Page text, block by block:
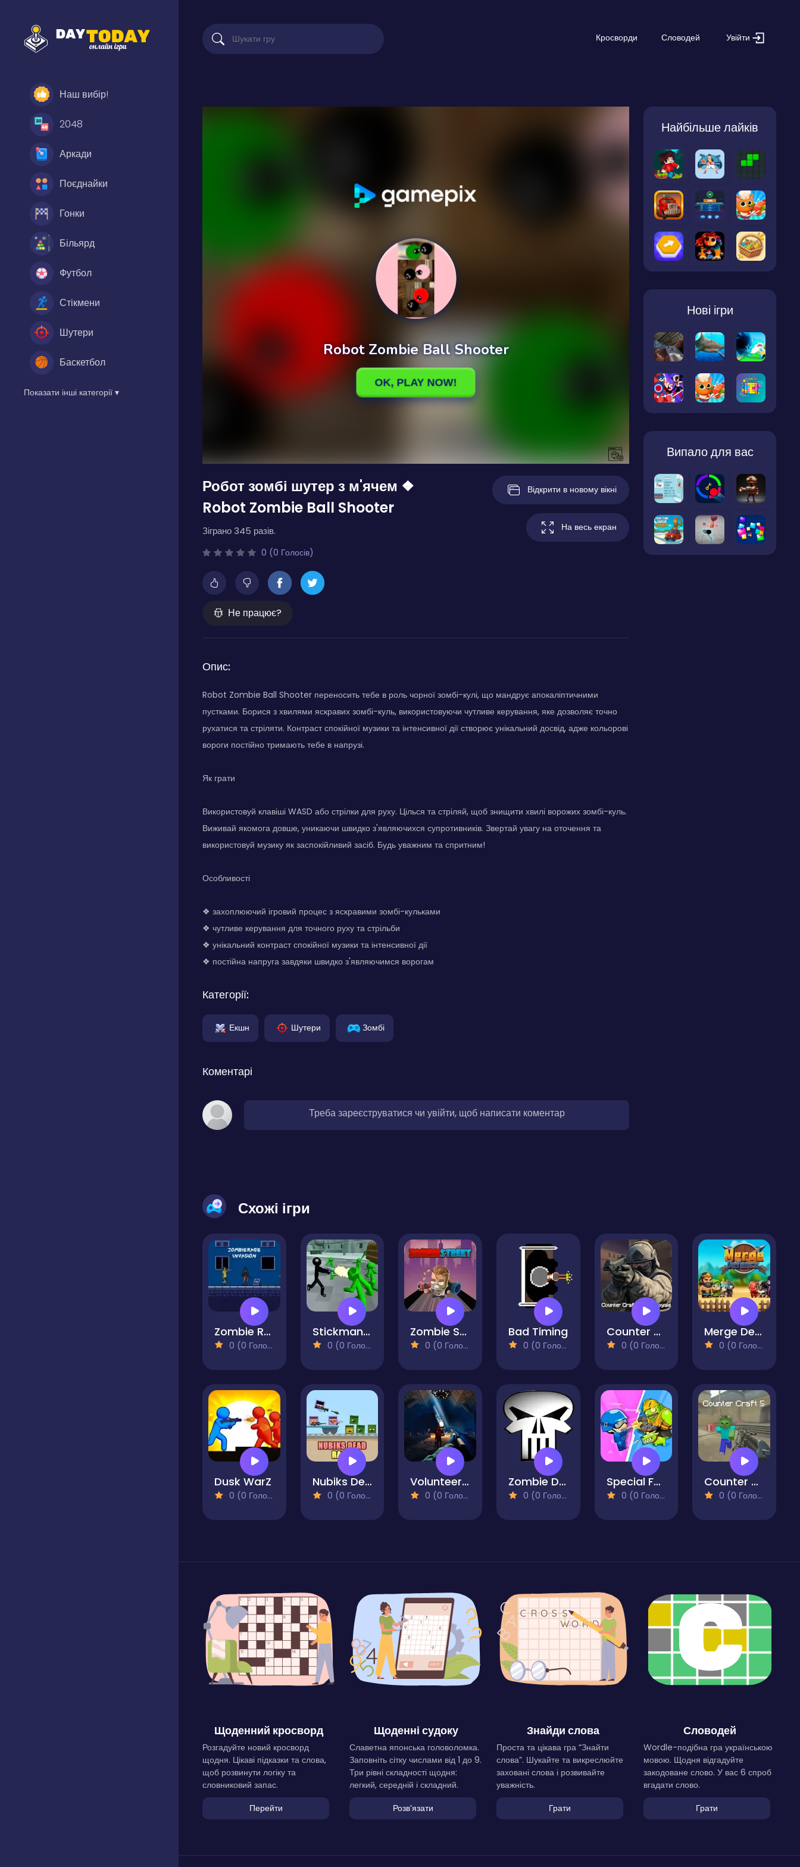
Наш вибір!
2048
Аркади
Поєднайки
Гонки
Більярд
Футбол
Стікмени
Шутери
Баскетбол
Показати інші категорії ▾
Кросворди Словодей Увійти
Робот зомбі шутер з м'ячем ❖
Robot Zombie Ball Shooter
Зіграно 345 разів.
0 (0 Голосів)
Не працює?
Відкрити в новому вікні
На весь екран
Опис:
Robot Zombie Ball Shooter переносить тебе в роль чорної зомбі-кулі, що мандрує апокаліптичними
пустками. Борися з хвилями яскравих зомбі-куль, використовуючи чутливе керування, яке дозволяє точно
рухатися та стріляти. Контраст спокійної музики та інтенсивної дії створює унікальний досвід, адже кольорові
вороги постійно тримають тебе в напрузі.
Як грати
Використовуй клавіші WASD або стрілки для руху. Цілься та стріляй, щоб знищити хвилі ворожих зомбі-куль.
Виживай якомога довше, уникаючи швидко з'являючихся супротивників. Звертай увагу на оточення та
використовуй музику як заспокійливий засіб. Будь уважним та спритним!
Особливості
❖ захоплюючий ігровий процес з яскравими зомбі-кульками
❖ чутливе керування для точного руху та стрільби
❖ унікальний контраст спокійної музики та інтенсивної дії
❖ постійна напруга завдяки швидко з'являючимся ворогам
Категорії:
Екшн Шутери Зомбі
Коментарі
Треба зареєструватися чи увійти, щоб написати коментар
Найбільше лайків
Нові ігри
Випало для вас
Схожі ігри
Zombie Rage Invasion
0 (0 Голосів)
Stickman Zombie Shooting 3D
0 (0 Голосів)
Zombie Street
0 (0 Голосів)
Bad Timing
0 (0 Голосів)
Counter Craft Battle Royale
0 (0 Голосів)
Merge Defence
0 (0 Голосів)
Dusk WarZ
0 (0 Голосів)
Nubiks Dead Rails
0 (0 Голосів)
Volunteer to the Darkness
0 (0 Голосів)
Zombie Defense Survival
0 (0 Голосів)
Special Forces War Zombie Attack
0 (0 Голосів)
Counter Craft 5
0 (0 Голосів)
Щоденний кросворд
Розгадуйте новий кросворд
щодня. Цікаві підказки та слова,
щоб розвинути логіку та
словниковий запас.
Перейти
Щоденні судоку
Славетна японська головоломка.
Заповніть сітку числами від 1 до 9.
Три рівні складності щодня:
легкий, середній і складний.
Розвʼязати
Знайди слова
Проста та цікава гра “Знайти
слова”. Шукайте та викреслюйте
заховані слова і розвивайте
уважність.
Грати
Словодей
Wordle-подібна гра українською
мовою. Щодня відгадуйте
закодоване слово. У вас 6 спроб
вгадати слово.
Грати